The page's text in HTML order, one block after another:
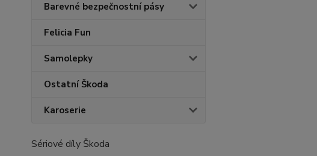
Barevné bezpečnostní pásy
Felicia Fun
Samolepky
Ostatní Škoda
Karoserie
Sériové díly Škoda